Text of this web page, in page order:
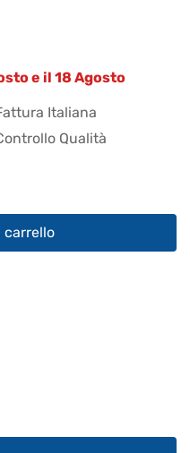
e il 18 Agosto
Italiana
Qualità
carrello